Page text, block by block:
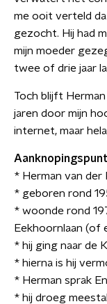
me ooit verteld
gezocht. Hij had
mijn moeder
twee of drie jaar
Toch blijft Herman
jaren door mijn
internet, maar
* Herman van der
* geboren rond
* woonde rond
Eekhoornlaan (of
* hij ging naar de
* hierna is hij
* Herman sprak
* hij droeg